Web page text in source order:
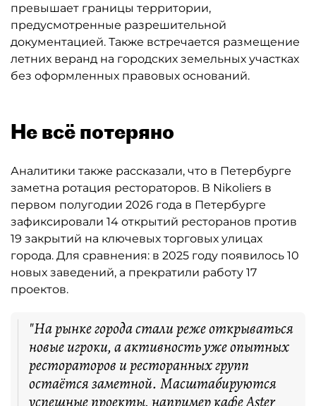
превышает границы территории,
предусмотренные разрешительной
документацией. Также встречается размещение
летних веранд на городских земельных участках
без оформленных правовых оснований.
Не всё потеряно
Аналитики также рассказали, что в Петербурге
заметна ротация рестораторов. В Nikoliers в
первом полугодии 2026 года в Петербурге
зафиксировали 14 открытий ресторанов против
19 закрытий на ключевых торговых улицах
города. Для сравнения: в 2025 году появилось 10
новых заведений, а прекратили работу 17
проектов.
"На рынке города стали реже открываться
новые игроки, а активность уже опытных
рестораторов и ресторанных групп
остаётся заметной. Масштабируются
успешные проекты, например кафе Aster